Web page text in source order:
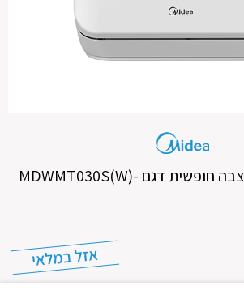
מדיח מיני פלוס להצבה חופשית דגם MDWMT030S(W)-